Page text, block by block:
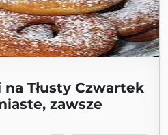
Tłusty Czwartek
zawsze